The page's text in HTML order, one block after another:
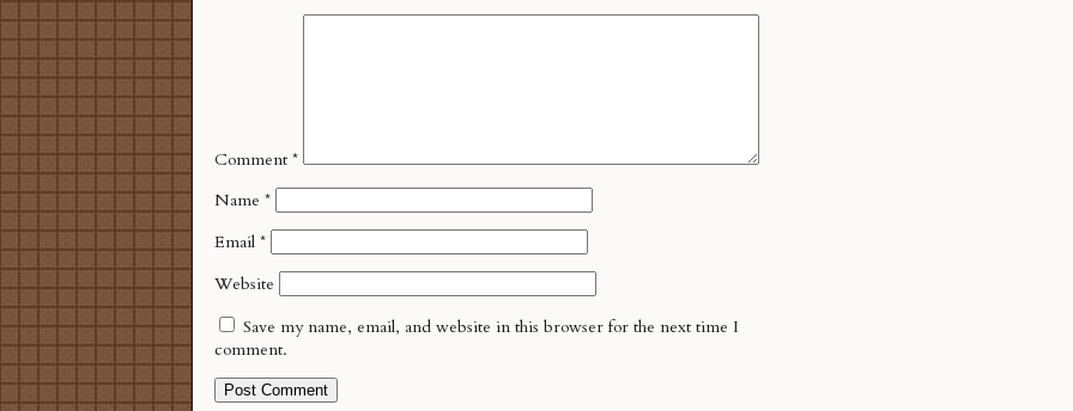
Comment *
Name *
Email *
Website
Save my name, email, and website in this browser for the next time I
comment.